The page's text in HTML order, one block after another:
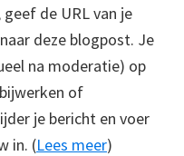
de URL van je
deze blogpost. Je
na moderatie) op
of
je bericht en voer
in. (Lees meer)